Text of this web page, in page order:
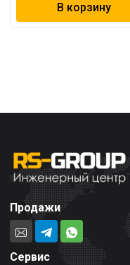
В корзину
Продажи
Сервис